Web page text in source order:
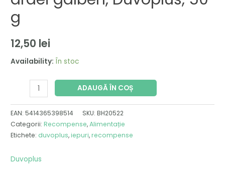
g
12,50 lei
Availability: În stoc
ADAUGĂ ÎN COȘ
EAN:5414365398514 SKU:BH20522
Categorii:Recompense,Alimentație
Etichete: duvoplus,iepuri,recompense
Duvoplus